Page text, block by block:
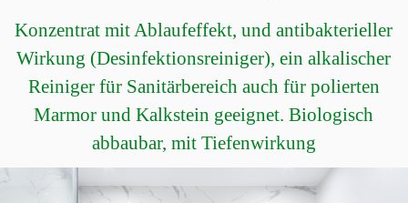
Konzentrat mit Ablaufeffekt, und antibakterieller
Wirkung (Desinfektionsreiniger), ein alkalischer
Reiniger für Sanitärbereich auch für polierten
Marmor und Kalkstein geeignet. Biologisch
abbaubar, mit Tiefenwirkung